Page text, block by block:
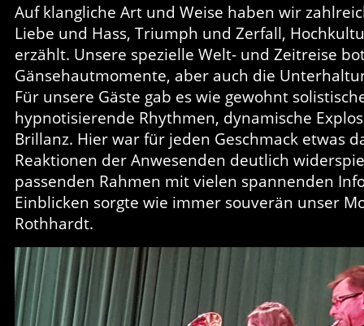
Auf klangliche Art und Weise haben wir
Liebe und Hass, Triumph und Zerfall,
erzählt. Unsere spezielle Welt- und Zeitreise
Gänsehautmomente, aber auch die
Für unsere Gäste gab es wie gewohnt
hypnotisierende Rhythmen, dynamische
Brillanz. Hier war für jeden Geschmack etwas
Reaktionen der Anwesenden deutlich
passenden Rahmen mit vielen spannenden
Einblicken sorgte wie immer souverän unser
Rothhardt.